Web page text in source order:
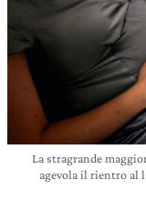
La stragrande
agevola il rientro al